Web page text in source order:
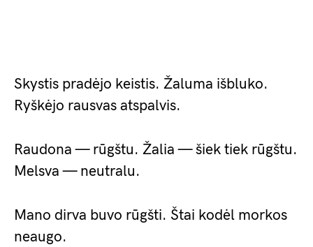
Skystis pradėjo keistis. Žaluma išbluko.
Ryškėjo rausvas atspalvis.
Raudona — rūgštu. Žalia — šiek tiek rūgštu.
Melsva — neutralu.
Mano dirva buvo rūgšti. Štai kodėl morkos
neaugo.